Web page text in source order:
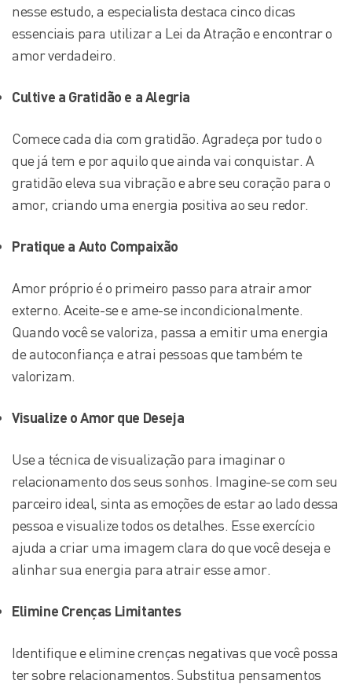
nesse estudo, a especialista destaca cinco dicas
essenciais para utilizar a Lei da Atração e encontrar o
amor verdadeiro.
Cultive a Gratidão e a Alegria
Comece cada dia com gratidão. Agradeça por tudo o
que já tem e por aquilo que ainda vai conquistar. A
gratidão eleva sua vibração e abre seu coração para o
amor, criando uma energia positiva ao seu redor.
Pratique a Auto Compaixão
Amor próprio é o primeiro passo para atrair amor
externo. Aceite-se e ame-se incondicionalmente.
Quando você se valoriza, passa a emitir uma energia
de autoconfiança e atrai pessoas que também te
valorizam.
Visualize o Amor que Deseja
Use a técnica de visualização para imaginar o
relacionamento dos seus sonhos. Imagine-se com seu
parceiro ideal, sinta as emoções de estar ao lado dessa
pessoa e visualize todos os detalhes. Esse exercício
ajuda a criar uma imagem clara do que você deseja e
alinhar sua energia para atrair esse amor.
Elimine Crenças Limitantes
Identifique e elimine crenças negativas que você possa
ter sobre relacionamentos. Substitua pensamentos